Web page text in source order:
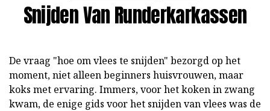
Snijden Van Runderkarkassen
De vraag "hoe om vlees te snijden" bezorgd op het
moment, niet alleen beginners huisvrouwen, maar
koks met ervaring. Immers, voor het koken in zwang
kwam, de enige gids voor het snijden van vlees was de